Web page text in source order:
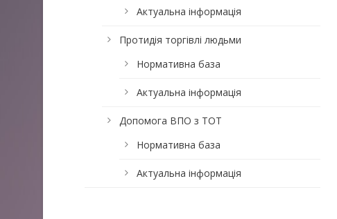
Актуальна інформація
Протидія торгівлі людьми
Нормативна база
Актуальна інформація
Допомога ВПО з ТОТ
Нормативна база
Актуальна інформація